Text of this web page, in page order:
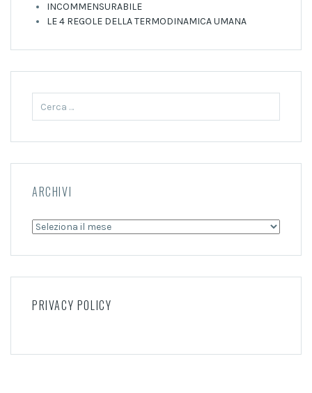
INCOMMENSURABILE
LE 4 REGOLE DELLA TERMODINAMICA UMANA
per:
ARCHIVI
Archivi
PRIVACY POLICY